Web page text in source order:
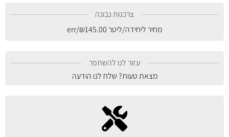
צרכנות נבונה
מחיר ליחידה/ליטר
₪145.00
/err
עזור לנו להשתפר
מצאת טעות? שלח לנו הודעה